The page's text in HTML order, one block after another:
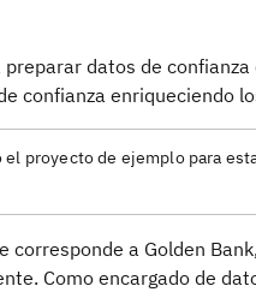
datos de
confianza enriqueciendo
el proyecto de ejemplo para
corresponde a Golden
Como encargado de